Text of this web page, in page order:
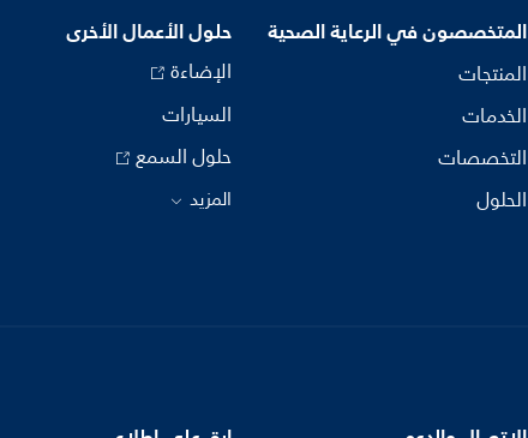
المتخصصون في الرعاية الصحية
المنتجات
الخدمات
التخصصات
الحلول
حلول الأعمال الأخرى
الإضاءة
السيارات
حلول السمع
المزيد